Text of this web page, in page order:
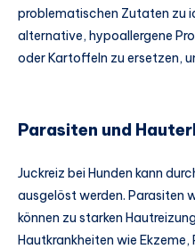
problematischen Zutaten zu
alternative, hypoallergene
oder Kartoffeln zu ersetzen,
Parasiten und
Juckreiz bei Hunden kann
ausgelöst werden. Parasiten
können zu starken
Hautkrankheiten wie